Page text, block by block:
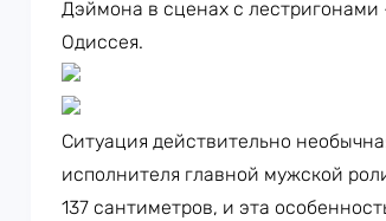
Дэймона в сценах с
Одиссея.
Ситуация действительно
исполнителя главной мужской
137 сантиметров, и эта